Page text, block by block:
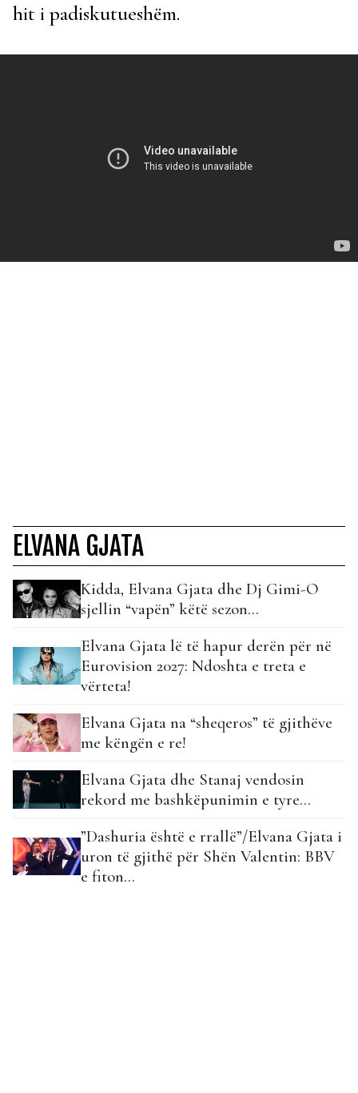
hit i padiskutueshëm.
ELVANA GJATA
Kidda, Elvana Gjata dhe Dj Gimi-O
sjellin “vapën” këtë sezon…
Elvana Gjata lë të hapur derën për në
Eurovision 2027: Ndoshta e treta e
vërteta!
Elvana Gjata na “sheqeros” të gjithëve
me këngën e re!
Elvana Gjata dhe Stanaj vendosin
rekord me bashkëpunimin e tyre…
”Dashuria është e rrallë”/Elvana Gjata i
uron të gjithë për Shën Valentin: BBV
e fiton…